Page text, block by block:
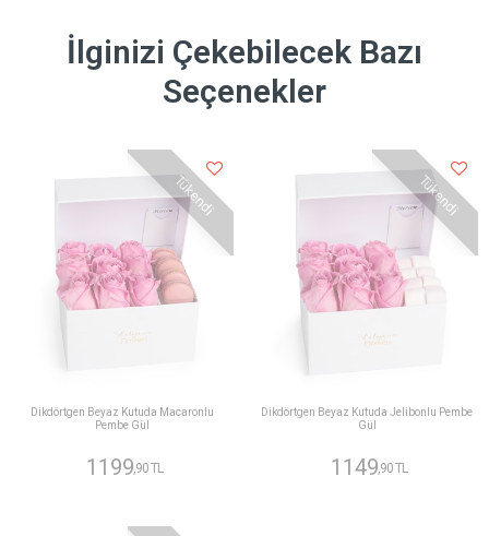
İlginizi Çekebilecek Bazı
Seçenekler
Tükendi
Dikdörtgen Beyaz Kutuda Macaronlu
Pembe Gül
1199 ,90 TL
Tükendi
Dikdörtgen Beyaz Kutuda Jelibonlu Pembe
Gül
1149 ,90 TL